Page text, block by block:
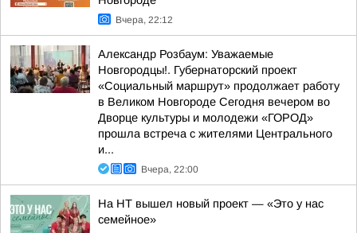
Вчера, 22:12
Александр Розбаум: Уважаемые
Новгородцы!. Губернаторский проект
«Социальный маршрут» продолжает работу
в Великом Новгороде Сегодня вечером во
Дворце культуры и молодежи «ГОРОД»
прошла встреча с жителями Центрального
и...
Вчера, 22:00
На НТ вышел новый проект — «Это у нас
семейное»